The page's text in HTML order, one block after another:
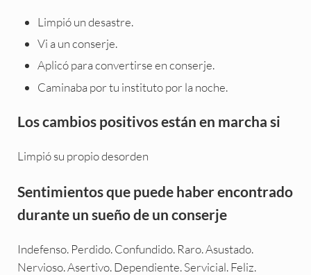
Limpió un desastre.
Vi a un conserje.
Aplicó para convertirse en conserje.
Caminaba por tu instituto por la noche.
Los cambios positivos están en marcha si
Limpió su propio desorden
Sentimientos que puede haber encontrado
durante un sueño de un conserje
Indefenso. Perdido. Confundido. Raro. Asustado.
Nervioso. Asertivo. Dependiente. Servicial. Feliz.